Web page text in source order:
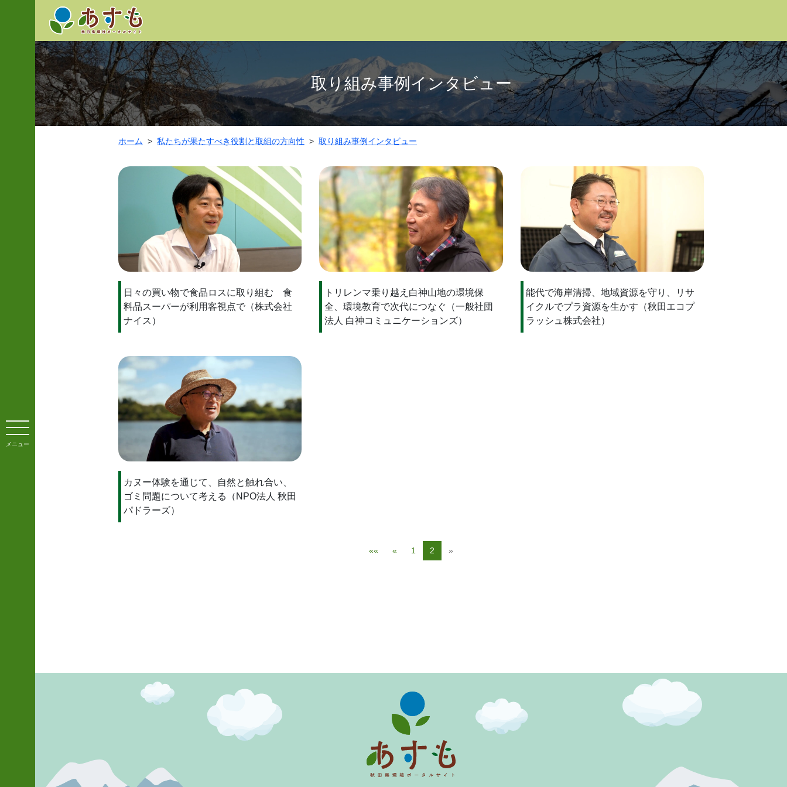
メニュー
取り組み事例インタビュー
ホーム 私たちが果たすべき役割と取組の方向性 取り組み事例インタビュー
日々の買い物で食品ロスに取り組む 食
料品スーパーが利用客視点で（株式会社
ナイス）
トリレンマ乗り越え白神山地の環境保
全、環境教育で次代につなぐ（一般社団
法人 白神コミュニケーションズ）
能代で海岸清掃、地域資源を守り、リサ
イクルでプラ資源を生かす（秋田エコプ
ラッシュ株式会社）
カヌー体験を通じて、自然と触れ合い、
ゴミ問題について考える（NPO法人 秋田
パドラーズ）
«« « 1 2 »